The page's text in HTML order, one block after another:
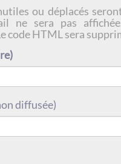
ou déplacés
ne sera pas
HTML sera
diffusée)